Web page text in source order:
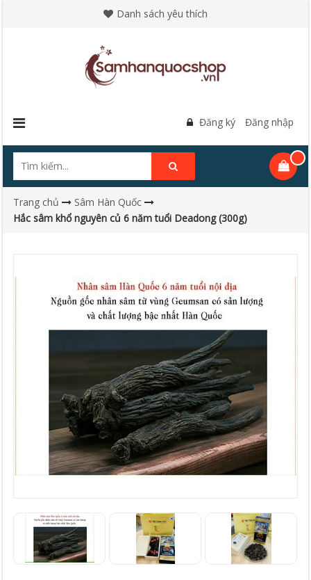
Danh sách yêu thích
Đăng ký Đăng nhập
Trang chủ
Sâm Hàn Quốc
Hắc sâm khổ nguyên củ 6 năm tuổi Deadong (300g)